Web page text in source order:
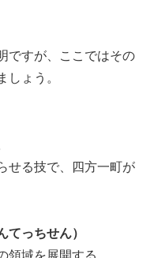
ですが、ここではその
ょう。
せる技で、四方一町が
てっちせん）